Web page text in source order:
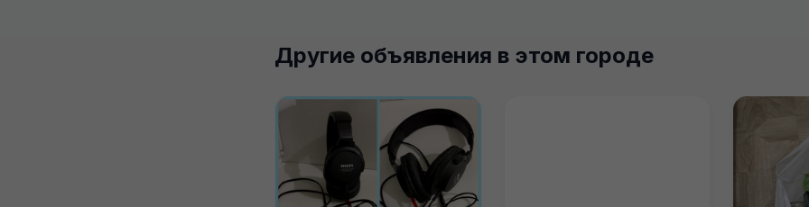
Другие объявления в этом городе